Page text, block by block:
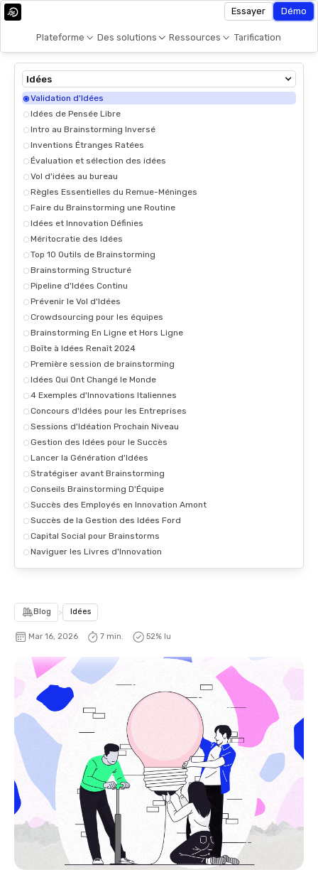
Plateforme Des solutions Ressources Tarification
Essayer Démo
Idées
Validation d'Idées
Idées de Pensée Libre
Intro au Brainstorming Inversé
Inventions Étranges Ratées
Évaluation et sélection des idées
Vol d'idées au bureau
Règles Essentielles du Remue-Méninges
Faire du Brainstorming une Routine
Idées et Innovation Définies
Méritocratie des Idées
Top 10 Outils de Brainstorming
Brainstorming Structuré
Pipeline d'Idées Continu
Prévenir le Vol d'Idées
Crowdsourcing pour les équipes
Brainstorming En Ligne et Hors Ligne
Boîte à Idées Renaît 2024
Première session de brainstorming
Idées Qui Ont Changé le Monde
4 Exemples d'Innovations Italiennes
Concours d'Idées pour les Entreprises
Sessions d'Idéation Prochain Niveau
Gestion des Idées pour le Succès
Lancer la Génération d'Idées
Stratégiser avant Brainstorming
Conseils Brainstorming D'Équipe
Succès des Employés en Innovation Amont
Succès de la Gestion des Idées Ford
Capital Social pour Brainstorms
Naviguer les Livres d'Innovation
Blog > Idées
Mar 16, 2026 7 min. 52% lu